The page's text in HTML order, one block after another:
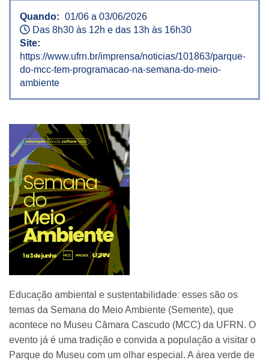
Quando: 01/06 a 03/06/2026
Das 8h30 às 12h e das 13h às 16h30
Site:
https://www.ufrn.br/imprensa/noticias/101863/parque-
do-mcc-tem-programacao-na-semana-do-meio-
ambiente
Educação ambiental e sustentabilidade: esses são os
temas da Semana do Meio Ambiente (Semente), que
acontece no Museu Câmara Cascudo (MCC) da UFRN. O
evento já é uma tradição e convida a população a visitar o
Parque do Museu com um olhar especial. A área verde de